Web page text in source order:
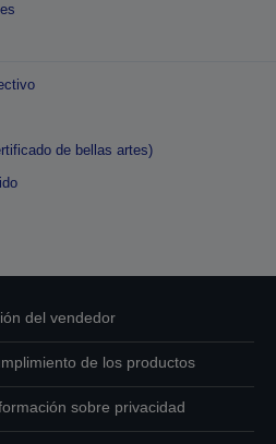
de bellas artes)
del vendedor
de los productos
sobre privacidad